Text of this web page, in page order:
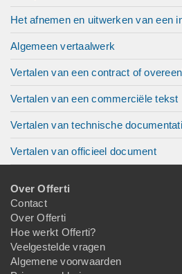
Het afnemen en uitwerken van een
Algemeen vertaalwerk
Vertalen van een contract of
Vertalen van een commerciële tekst
Vertalen van technische
Vertalen van officieel document
Over Offerti
Contact
Over Offerti
Hoe werkt Offerti?
Veelgestelde vragen
Algemene voorwaarden